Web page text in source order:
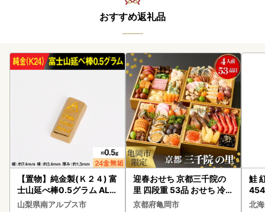
おすすめ返礼品
【置物】純金製(Ｋ２４) 富
士山延べ棒0.5グラム ALP
BK181
山梨県南アルプス市
迎春おせち 京都三千院の
里 四段重 53品 おせち 冷蔵
2027 先行予約
京都府亀岡市
鮭
454
北